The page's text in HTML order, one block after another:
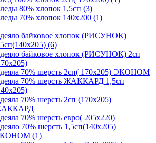
80% хлопок 1,5сп (3)
70% хлопок 140х200 (1)
байковое хлопок (РИСУНОК)
(6)
байковое хлопок (РИСУНОК) 2сп
70% шерсть 2сп( 170х205) ЭКОНОМ
70% шерсть ЖАККАРД 1,5сп
70% шерсть 2сп (170х205)
70% шерсть евро( 205х220)
70% шерсть 1,5сп(140х205)
(1)